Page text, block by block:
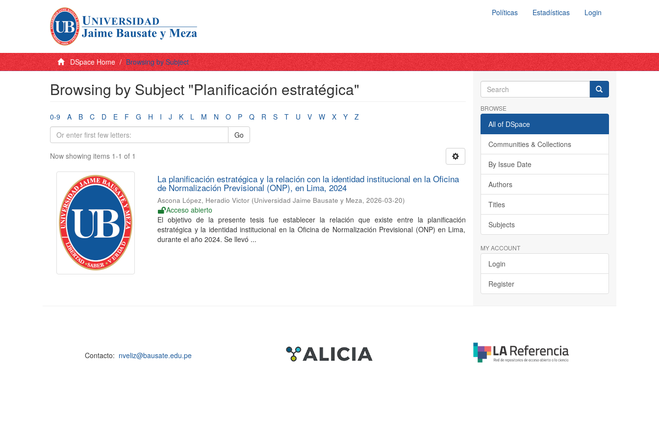
Políticas Estadísticas Login
DSpace Home Browsing by Subject
Browsing by Subject "Planificación estratégica"
0-9 A B C D E F G H I J K L M N O P Q R S T U V W X Y
Z
Go
Now showing items 1-1 of 1
La planificación estratégica y la relación con la identidad institucional en la Oficina
de Normalización Previsional (ONP), en Lima, 2024
Ascona López, Heradio Victor (Universidad Jaime Bausate y Meza,2026-03-20)
Acceso abierto
El objetivo de la presente tesis fue establecer la relación que existe entre la planificación
estratégica y la identidad institucional en la Oficina de Normalización Previsional (ONP) en Lima,
durante el año 2024. Se llevó ...
BROWSE
All of DSpace
Communities & Collections
By Issue Date
Authors
Titles
Subjects
MY ACCOUNT
Login
Register
Contacto: nveliz@bausate.edu.pe